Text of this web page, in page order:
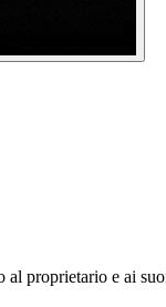
proprietario e ai